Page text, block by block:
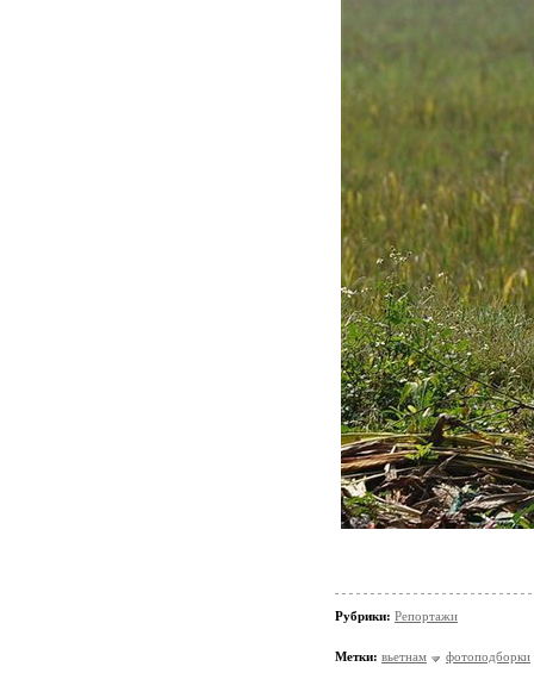
Рубрики: Репортажи
Метки: вьетнам фотоподборки